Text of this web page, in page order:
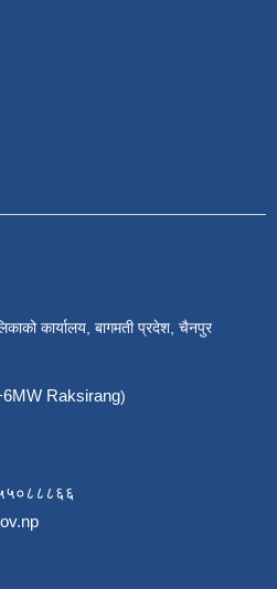
कार्यालय, बागमती प्रदेश, चैनपुर
Raksirang)